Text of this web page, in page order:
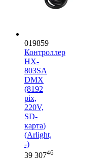
019859
Контроллер
HX-
803SA
DMX
(8192
pix,
220V,
SD-
карта)
(Arlight,
-)
39 30746